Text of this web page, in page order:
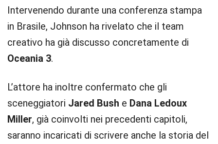
Intervenendo durante una conferenza stampa
in Brasile, Johnson ha rivelato che il team
creativo ha già discusso concretamente di
Oceania 3.
L’attore ha inoltre confermato che gli
sceneggiatori Jared Bush e Dana Ledoux
Miller, già coinvolti nei precedenti capitoli,
saranno incaricati di scrivere anche la storia del